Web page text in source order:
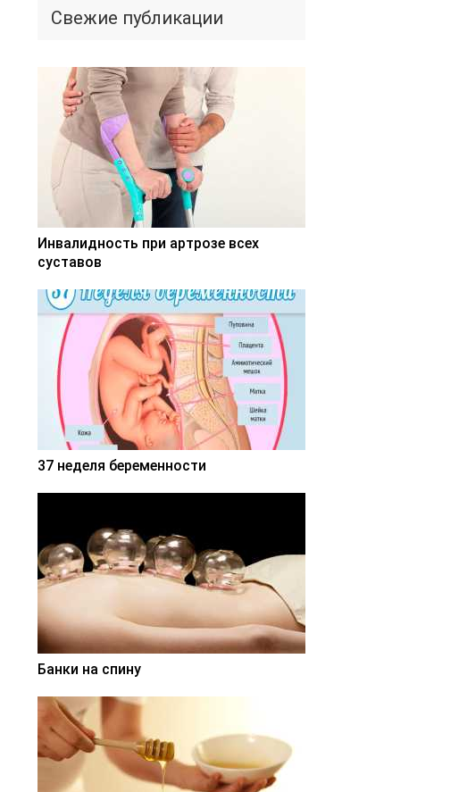
Свежие публикации
Инвалидность при артрозе всех
суставов
37 неделя беременности
Банки на спину